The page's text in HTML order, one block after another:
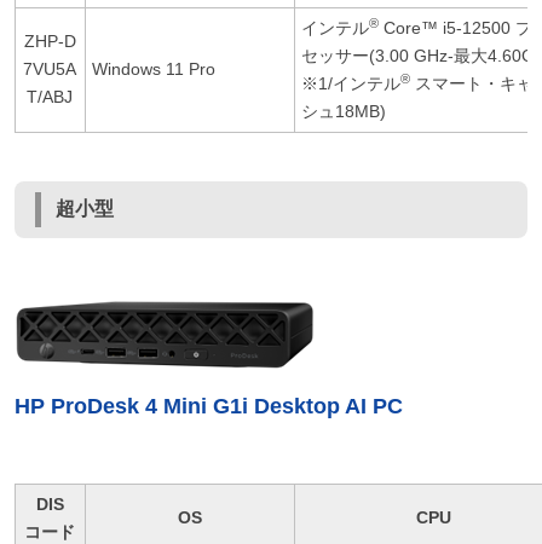
ZHP-D
7VU5A
T/ABJ
Windows 11 Pro
インテル®Core™ i5-12500 プ
セッサー(3.00 GHz-最大
※1/インテル®スマート・キャ
シュ18MB)
超小型
HP ProDesk 4 Mini G1i Desktop AI PC
DIS
コード
OS CPU